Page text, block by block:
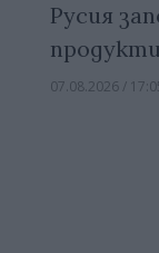
Русия
07.08.2026 /